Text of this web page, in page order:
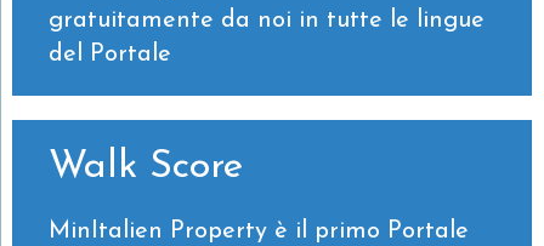
gratuitamente da noi in tutte le lingue
del Portale
Walk Score
MinItalien Property è il primo Portale